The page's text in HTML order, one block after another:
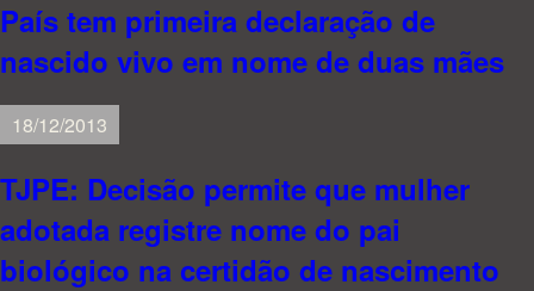
País tem primeira declaração de
nascido vivo em nome de duas mães
18/12/2013
TJPE: Decisão permite que mulher
adotada registre nome do pai
biológico na certidão de nascimento